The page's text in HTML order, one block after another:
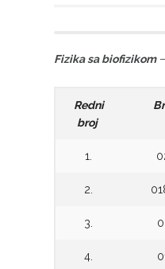
Fizika sa biofizikom–
Redni
broj
1.
2.
3.
4.